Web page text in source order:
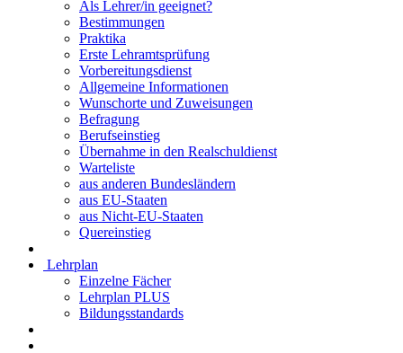
Als Lehrer/in geeignet?
Bestimmungen
Praktika
Erste Lehramtsprüfung
Vorbereitungsdienst
Allgemeine Informationen
Wunschorte und Zuweisungen
Befragung
Berufseinstieg
Übernahme in den Realschuldienst
Warteliste
aus anderen Bundesländern
aus EU-Staaten
aus Nicht-EU-Staaten
Quereinstieg
Lehrplan
Einzelne Fächer
Lehrplan PLUS
Bildungsstandards